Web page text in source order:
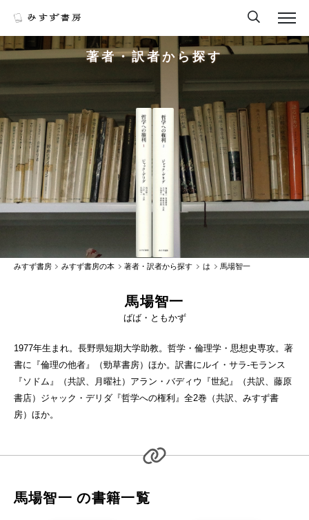
著者・訳者から探す
みすず書房 みすず書房の本 著者・訳者から探す は 馬場智一
馬場智一
ばば・ともかず
1977年生まれ。長野県短期大学助教。哲学・倫理学・思想史専攻。著
書に『倫理の他者』（勁草書房）ほか。訳書にルイ・サラ‐モランス
『ソドム』（共訳、月曜社）アラン・バディウ『世紀』（共訳、藤原
書店）ジャック・デリダ『哲学への権利』全2巻（共訳、みすず書
房）ほか。
馬場智一 の書籍一覧